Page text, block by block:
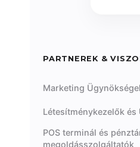
PARTNEREK &
Marketing
Létesítménykezelők és
POS terminál és
megoldásszolgáltatók